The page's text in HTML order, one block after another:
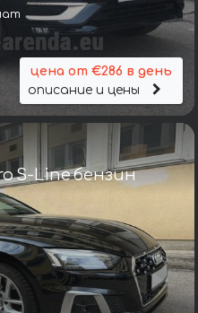
цена от €286 в день
описание и цены
S-Line бензин